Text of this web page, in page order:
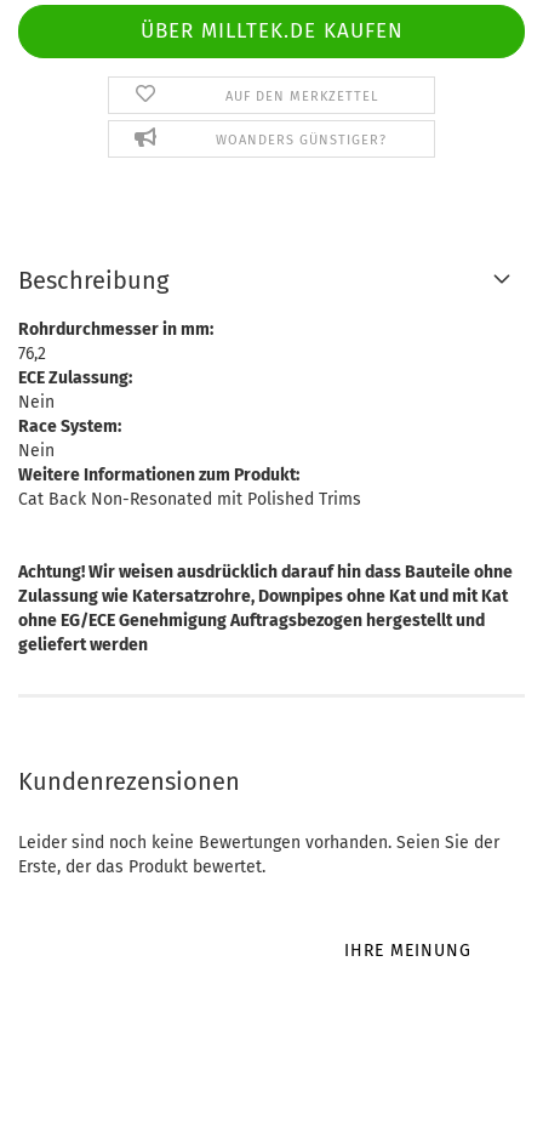
ÜBER MILLTEK.DE KAUFEN
AUF DEN MERKZETTEL
WOANDERS GÜNSTIGER?
Beschreibung
Rohrdurchmesser in mm:
76,2
ECE Zulassung:
Nein
Race System:
Nein
Weitere Informationen zum Produkt:
Cat Back Non-Resonated mit Polished Trims
Achtung! Wir weisen ausdrücklich darauf hin dass Bauteile ohne
Zulassung wie Katersatzrohre, Downpipes ohne Kat und mit Kat
ohne EG/ECE Genehmigung Auftragsbezogen hergestellt und
geliefert werden
Kundenrezensionen
Leider sind noch keine Bewertungen vorhanden. Seien Sie der
Erste, der das Produkt bewertet.
IHRE MEINUNG